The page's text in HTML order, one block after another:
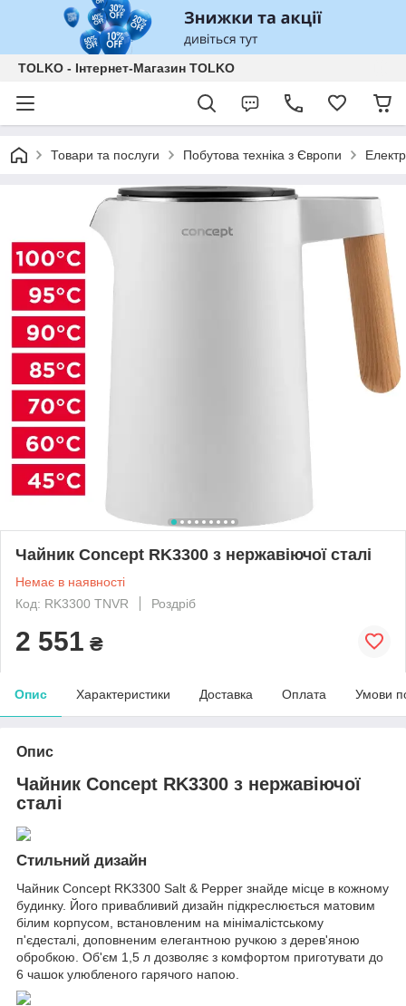
TOLKO - Інтернет-Магазин TOLKO
Товари та послуги Побутова техніка з Європи
Чайник Concept RK3300 з нержавіючої сталі
Немає в наявності
Код: RK3300 TNVR
Роздріб
2 551 ₴
Опис Характеристики Доставка Оплата Умови
Опис
Чайник Concept RK3300 з нержавіючої
сталі
Стильний дизайн
Чайник Concept RK3300 Salt & Pepper знайде місце в кожному
будинку. Його привабливий дизайн підкреслюється матовим
білим корпусом, встановленим на мінімалістському
п'єдесталі, доповненим елегантною ручкою з дерев'яною
обробкою. Об'єм 1,5 л дозволяє з комфортом приготувати до
6 чашок улюбленого гарячого напою.